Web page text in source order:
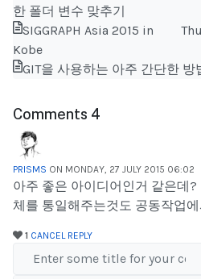
한 폴더 변수 맞추기
SIGGRAPH Asia 2015 in
Kobe
GIT을 사용하는 아주 간단한 방
Comments 4
PRISMS ON MONDAY, 27 JULY 2015 06:02
아주 좋은 아이디어인거 같은데
체를 통일해주는것도 공동작업
1 CANCEL REPLY